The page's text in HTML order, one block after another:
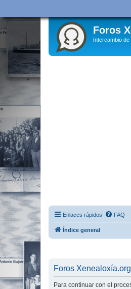
Foros
Intercambio
Enlaces rápidos FAQ
Índice general
Foros
Para continuar con el